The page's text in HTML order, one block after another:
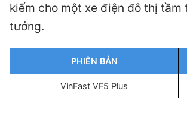
kiếm cho một xe điện đô thị tầm
tưởng.
PHIÊN BẢN
VinFast VF5 Plus